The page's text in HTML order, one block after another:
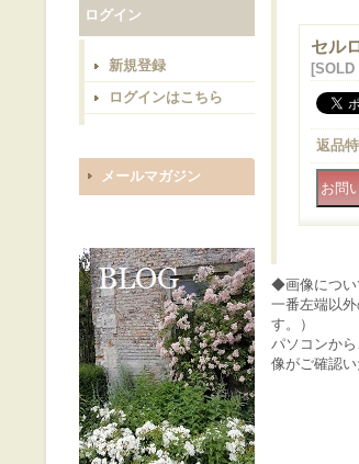
ログイン
新規登録
ログインはこちら
メールマガジン
セル
[SOLD
返品
◆画像につ
一番左端以
す。）
パソコンか
像がご確認い